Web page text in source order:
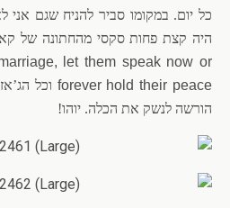
כל יום. במקומו סביר להניח שגם אני
היה קצת פחות סקסי מהחתונה של
let them speak now or
forever hold their peace וכל
הורשה לנשק את הכלה. יוהו!